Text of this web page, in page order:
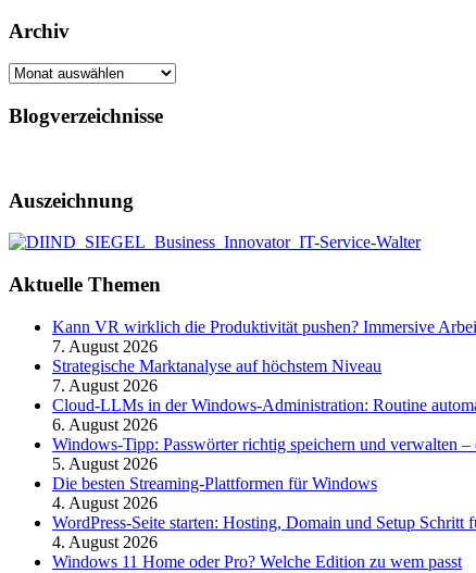
Archiv
Archiv
Blogverzeichnisse
Auszeichnung
Aktuelle Themen
Kann VR wirklich die Produktivität pushen? Immersive
7. August 2026
Strategische Marktanalyse auf höchstem Niveau
7. August 2026
Cloud-LLMs in der Windows-Administration: Routine
6. August 2026
Windows-Tipp: Passwörter richtig speichern und verwalten
5. August 2026
Die besten Streaming-Plattformen für Windows
4. August 2026
WordPress-Seite starten: Hosting, Domain und Setup Schritt
4. August 2026
Windows 11 Home oder Pro? Welche Edition zu wem passt